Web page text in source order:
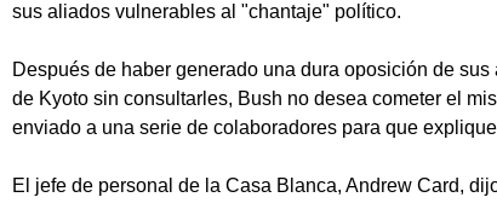
sus aliados vulnerables al "chantaje" político.
Después de haber generado una dura oposición de
de Kyoto sin consultarles, Bush no desea cometer el
enviado a una serie de colaboradores para que
El jefe de personal de la Casa Blanca, Andrew Card,